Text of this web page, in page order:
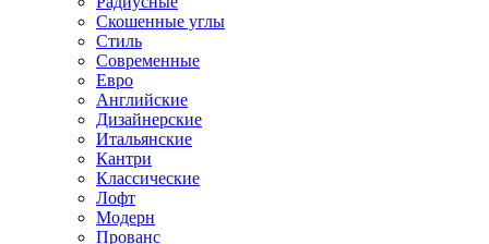
Скошенные углы
Стиль
Современные
Евро
Английские
Дизайнерские
Итальянские
Кантри
Классические
Лофт
Модерн
Прованс